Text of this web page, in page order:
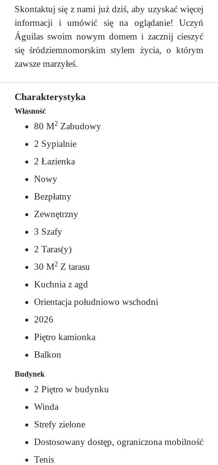
Skontaktuj się z nami już dziś, aby uzyskać więcej
informacji i umówić się na oglądanie! Uczyń
Águilas swoim nowym domem i zacznij cieszyć
się śródziemnomorskim stylem życia, o którym
zawsze marzyłeś.
Charakterystyka
Własność
80 M2 Zabudowy
2 Sypialnie
2 Łazienka
Nowy
Bezpłatny
Zewnętrzny
3 Szafy
2 Taras(y)
30 M2 Z tarasu
Kuchnia z agd
Orientacja południowo wschodni
2026
Piętro kamionka
Balkon
Budynek
2 Piętro w budynku
Winda
Strefy zielone
Dostosowany dostęp, ograniczona mobilność
Tenis